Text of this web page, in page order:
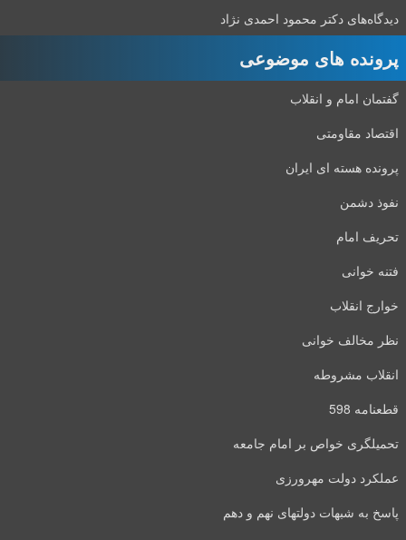
دیدگاه‌های دکتر محمود احمدی نژاد
پرونده های موضوعی
گفتمان امام و انقلاب
اقتصاد مقاومتی
پرونده هسته ای ایران
نفوذ دشمن
تحریف امام
فتنه خوانی
خوارج انقلاب
نظر مخالف خوانی
انقلاب مشروطه
قطعنامه 598
تحمیلگری خواص بر امام جامعه
عملکرد دولت مهرورزی
پاسخ به شبهات دولتهای نهم و دهم